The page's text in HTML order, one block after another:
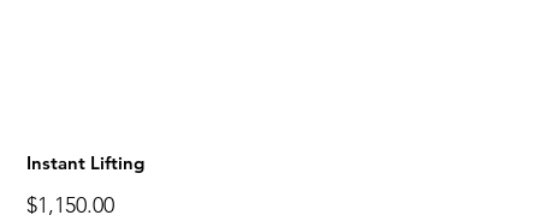
Instant Lifting
Precio
$1,150.00